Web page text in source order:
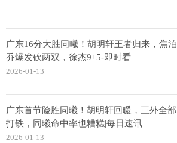
广东16分大胜同曦！胡明轩王者归来，焦泊
乔爆发砍两双，徐杰9+5-即时看
2026-01-13
广东首节险胜同曦！胡明轩回暖，三外全部
打铁，同曦命中率也糟糕|每日速讯
2026-01-13